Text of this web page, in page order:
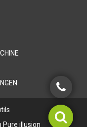
Pure illusion